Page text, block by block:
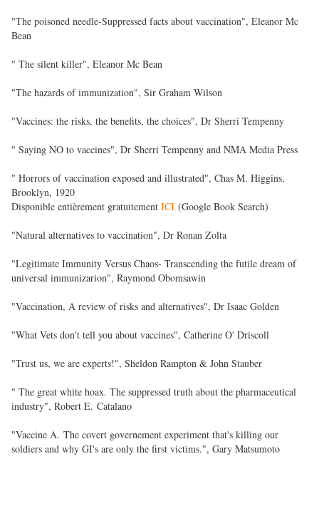
"The poisoned needle-Suppressed facts about vaccination", Eleanor Mc
Bean
" The silent killer", Eleanor Mc Bean
"The hazards of immunization", Sir Graham Wilson
"Vaccines: the risks, the benefits, the choices", Dr Sherri Tempenny
" Saying NO to vaccines", Dr Sherri Tempenny and NMA Media Press
" Horrors of vaccination exposed and illustrated", Chas M. Higgins,
Brooklyn, 1920
Disponible entièrement gratuitement ICI (Google Book Search)
"Natural alternatives to vaccination", Dr Ronan Zolta
"Legitimate Immunity Versus Chaos- Transcending the futile dream of
universal immunizarion", Raymond Obomsawin
"Vaccination, A review of risks and alternatives", Dr Isaac Golden
"What Vets don't tell you about vaccines", Catherine O' Driscoll
"Trust us, we are experts!", Sheldon Rampton & John Stauber
" The great white hoax. The suppressed truth about the pharmaceutical
industry", Robert E. Catalano
"Vaccine A. The covert governement experiment that's killing our
soldiers and why GI's are only the first victims.", Gary Matsumoto